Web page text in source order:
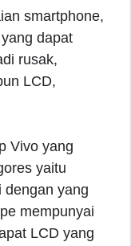
smartphone,
dapat
rusak,
LCD,
Vivo yang
yaitu
dengan yang
mempunyai
LCD yang